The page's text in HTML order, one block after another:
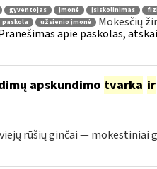
gyventojas įmonė įsiskolinimas
užsienio įmonė Mokesčių
apie paskolas,
apskundimo tvarka ir
rūšių ginčai — mokestiniai